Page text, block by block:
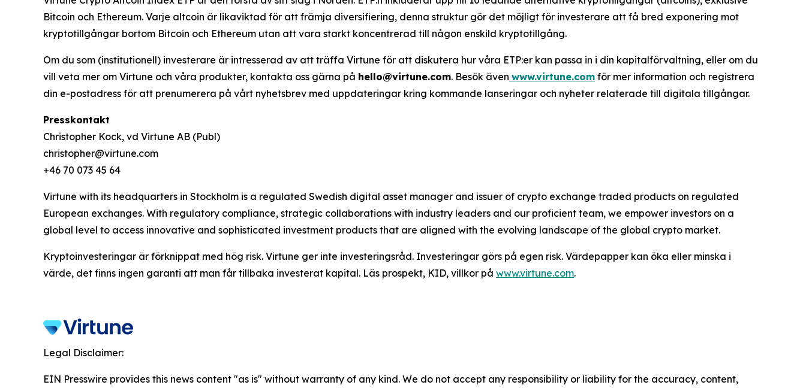
Bitcoin och Ethereum. Varje altcoin är likaviktad för att främja diversifiering, denna struktur gör det möjligt för investerare att få bred exponering mot
kryptotillgångar bortom Bitcoin och Ethereum utan att vara starkt koncentrerad till någon enskild kryptotillgång.
Om du som (institutionell) investerare är intresserad av att träffa Virtune för att diskutera hur våra ETP:er kan passa in i din kapitalförvaltning, eller om du
vill veta mer om Virtune och våra produkter, kontakta oss gärna på hello@virtune.com. Besök även www.virtune.com för mer information och registrera
din e-postadress för att prenumerera på vårt nyhetsbrev med uppdateringar kring kommande lanseringar och nyheter relaterade till digitala tillgångar.
Presskontakt
Christopher Kock, vd Virtune AB (Publ)
christopher@virtune.com
+46 70 073 45 64
Virtune with its headquarters in Stockholm is a regulated Swedish digital asset manager and issuer of crypto exchange traded products on regulated
European exchanges. With regulatory compliance, strategic collaborations with industry leaders and our proficient team, we empower investors on a
global level to access innovative and sophisticated investment products that are aligned with the evolving landscape of the global crypto market.
Kryptoinvesteringar är förknippat med hög risk. Virtune ger inte investeringsråd. Investeringar görs på egen risk. Värdepapper kan öka eller minska i
värde, det finns ingen garanti att man får tillbaka investerat kapital. Läs prospekt, KID, villkor på www.virtune.com.
Legal Disclaimer:
EIN Presswire provides this news content "as is" without warranty of any kind. We do not accept any responsibility or liability for the accuracy, content,